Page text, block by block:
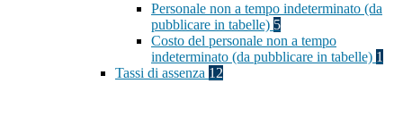
Personale non a tempo indeterminato (da
pubblicare in tabelle) 5
Costo del personale non a tempo
indeterminato (da pubblicare in tabelle) 1
Tassi di assenza 12